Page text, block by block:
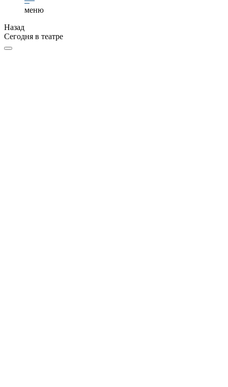
меню
Назад
Сегодня в театре